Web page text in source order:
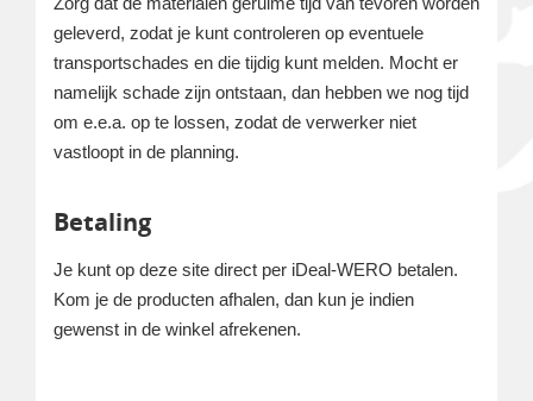
geleverd, zodat je kunt controleren op eventuele
transportschades en die tijdig kunt melden. Mocht er
namelijk schade zijn ontstaan, dan hebben we nog tijd
om e.e.a. op te lossen, zodat de verwerker niet
vastloopt in de planning.
Betaling
Je kunt op deze site direct per iDeal-WERO betalen.
Kom je de producten afhalen, dan kun je indien
gewenst in de winkel afrekenen.